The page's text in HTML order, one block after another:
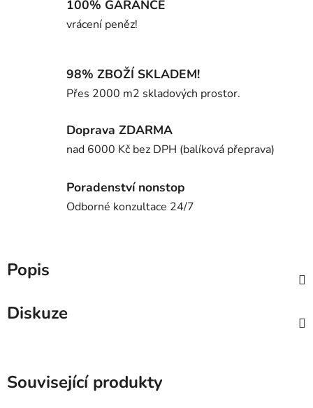
100% GARANCE
vrácení peněz!
98% ZBOŽÍ SKLADEM!
Přes 2000 m2 skladových prostor.
Doprava ZDARMA
nad 6000 Kč bez DPH (balíková přeprava)
Poradenství nonstop
Odborné konzultace 24/7
Popis
Diskuze
Související produkty